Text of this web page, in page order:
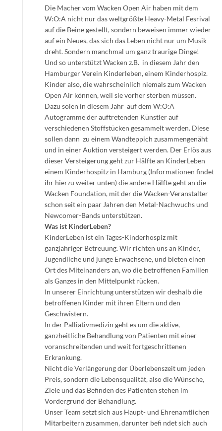
Die Macher vom Wacken Open Air haben mit dem
W:O:A nicht nur das weltgrößte Heavy-Metal Fesrival
auf die Beine gestellt, sondern beweisen immer wieder
auf ein Neues, das sich das Leben nicht nur um Musik
dreht. Sondern manchmal um ganz traurige Dinge!
Und so unterstützt Wacken z.B. in diesem Jahr den
Hamburger Verein Kinderleben, einem Kinderhospiz.
Kinder also, die wahrscheinlich niemals zum Wacken
Open Air können, weil sie vorher sterben müssen.
Dazu solen in diesem Jahr auf dem W:O:A
Autogramme der auftretenden Künstler auf
verschiedenen Stoffstücken gesammelt werden. Diese
sollen dann zu einem Wandteppich zusammengenäht
und in einer Auktion versteigert werden. Der Erlös aus
dieser Versteigerung geht zur Hälfte an KinderLeben
einem Kinderhospitz in Hamburg (Informationen findet
ihr hierzu weiter unten) die andere Hälfte geht an die
Wacken Foundation, mit der die Wacken-Veranstalter
schon seit ein paar Jahren den Metal-Nachwuchs und
Newcomer-Bands unterstützen.
Was ist KinderLeben?
KinderLeben ist ein Tages-Kinderhospiz mit
ganzjähriger Betreuung. Wir richten uns an Kinder,
Jugendliche und junge Erwachsene, und bieten einen
Ort des Miteinanders an, wo die betroffenen Familien
als Ganzes in den Mittelpunkt rücken.
In unserer Einrichtung unterstützen wir deshalb die
betroffenen Kinder mit ihren Eltern und den
Geschwistern.
In der Palliativmedizin geht es um die aktive,
ganzheitliche Behandlung von Patienten mit einer
voranschreitenden und weit fortgeschrittenen
Erkrankung.
Nicht die Verlängerung der Überlebenszeit um jeden
Preis, sondern die Lebensqualität, also die Wünsche,
Ziele und das Befinden des Patienten stehen im
Vordergrund der Behandlung.
Unser Team setzt sich aus Haupt- und Ehrenamtlichen
Mitarbeitern zusammen, darunter befi ndet sich auch